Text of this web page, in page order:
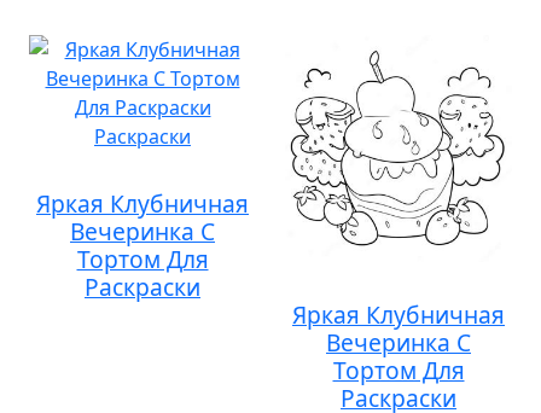
Яркая Клубничная
Вечеринка С
Тортом Для
Раскраски
Яркая Клубничная
Вечеринка С
Тортом Для
Раскраски